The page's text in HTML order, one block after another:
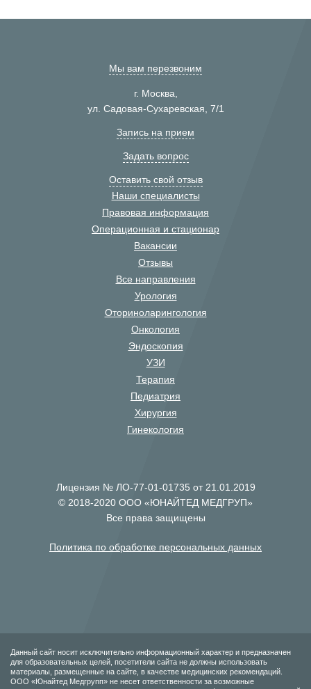
Мы вам перезвоним
г. Москва,
ул. Садовая-Сухаревская, 7/1
Запись на прием
Задать вопрос
Оставить свой отзыв
Наши специалисты
Правовая информация
Операционная и стационар
Вакансии
Отзывы
Все направления
Урология
Оториноларингология
Онкология
Эндоскопия
УЗИ
Терапия
Педиатрия
Хирургия
Гинекология
Лицензия № ЛО-77-01-01735 от 21.01.2019
© 2018-2020 ООО «ЮНАЙТЕД МЕДГРУП»
Все права защищены
Политика по обработке персональных данных
Данный сайт носит исключительно информационный характер и предназначен
для образовательных целей, посетители сайта не должны использовать
материалы, размещенные на сайте, в качестве медицинских рекомендаций.
ООО «Юнайтед Медгрупп» не несет ответственности за возможные